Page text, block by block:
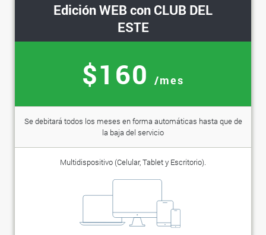
Edición WEB con CLUB DEL
ESTE
$160 /mes
Se debitará todos los meses en forma automáticas hasta que de
la baja del servicio
Multidispositivo (Celular, Tablet y Escritorio).